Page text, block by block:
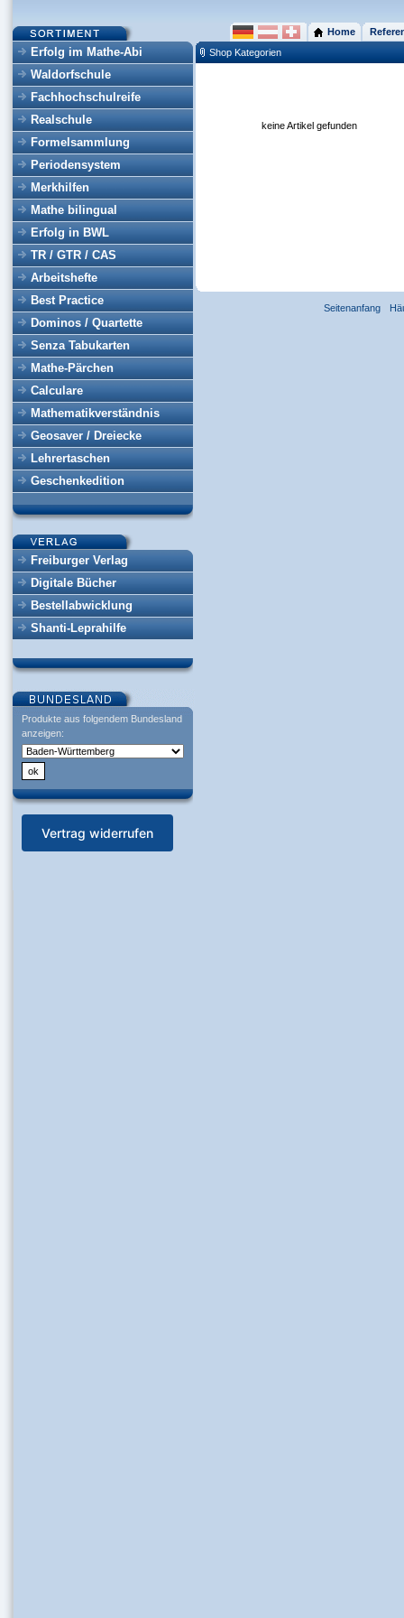
Erfolg im Mathe-Abi
Waldorfschule
Fachhochschulreife
Realschule
Formelsammlung
Periodensystem
Merkhilfen
Mathe bilingual
Erfolg in BWL
TR / GTR / CAS
Arbeitshefte
Best Practice
Dominos / Quartette
Senza Tabukarten
Mathe-Pärchen
Calculare
Mathematikverständnis
Geosaver / Dreiecke
Lehrertaschen
Geschenkedition
Freiburger Verlag
Digitale Bücher
Bestellabwicklung
Shanti-Leprahilfe
Produkte aus folgendem Bundesland
anzeigen:
Vertrag widerrufen
Home
Shop Kategorien
keine Artikel gefunden
Seitenanfang